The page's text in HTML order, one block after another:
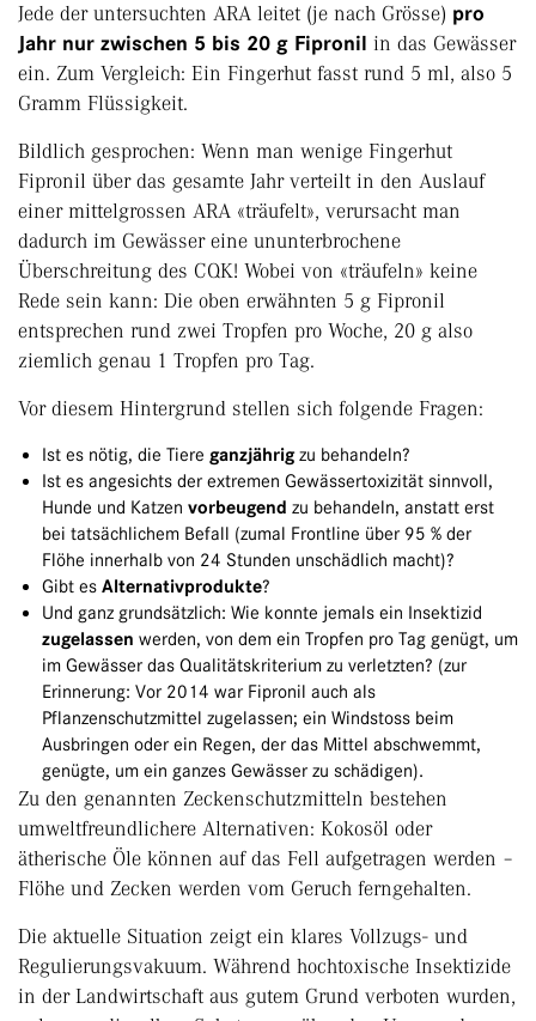
Jede der untersuchten ARA leitet (je nach Grösse) pro
Jahr nur zwischen 5 bis 20 g Fipronil in das Gewässer
ein. Zum Vergleich: Ein Fingerhut fasst rund 5 ml, also 5
Gramm Flüssigkeit.
Bildlich gesprochen: Wenn man wenige Fingerhut
Fipronil über das gesamte Jahr verteilt in den Auslauf
einer mittelgrossen ARA «träufelt», verursacht man
dadurch im Gewässer eine ununterbrochene
Überschreitung des CQK! Wobei von «träufeln» keine
Rede sein kann: Die oben erwähnten 5 g Fipronil
entsprechen rund zwei Tropfen pro Woche, 20 g also
ziemlich genau 1 Tropfen pro Tag.
Vor diesem Hintergrund stellen sich folgende Fragen:
Ist es nötig, die Tiere ganzjährigzu behandeln?
Ist es angesichts der extremen Gewässertoxizität sinnvoll,
Hunde und Katzen vorbeugend zu behandeln, anstatt erst
bei tatsächlichem Befall (zumal Frontline über 95 % der
Flöhe innerhalb von 24 Stunden unschädlich macht)?
Gibt es Alternativprodukte?
Und ganz grundsätzlich: Wie konnte jemals ein Insektizid
zugelassen werden, von dem ein Tropfen pro Tag genügt, um
im Gewässer das Qualitätskriterium zu verletzten? (zur
Erinnerung: Vor 2014 war Fipronil auch als
Pflanzenschutzmittel zugelassen; ein Windstoss beim
Ausbringen oder ein Regen, der das Mittel abschwemmt,
genügte, um ein ganzes Gewässer zu schädigen).
Zu den genannten Zeckenschutzmitteln bestehen
umweltfreundlichere Alternativen: Kokosöl oder
ätherische Öle können auf das Fell aufgetragen werden –
Flöhe und Zecken werden vom Geruch ferngehalten.
Die aktuelle Situation zeigt ein klares Vollzugs- und
Regulierungsvakuum. Während hochtoxische Insektizide
in der Landwirtschaft aus gutem Grund verboten wurden,